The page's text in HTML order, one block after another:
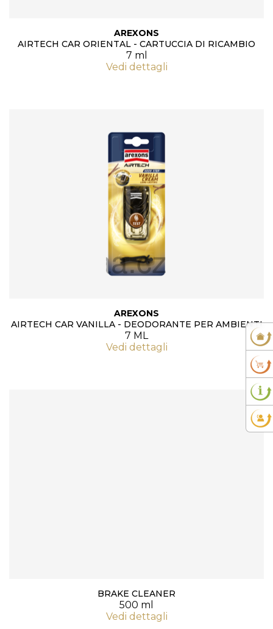
AREXONS
AIRTECH CAR ORIENTAL - CARTUCCIA DI RICAMBIO
7 ml
Vedi dettagli
AREXONS
AIRTECH CAR VANILLA - DEODORANTE PER AMBIENTI
7 ML
Vedi dettagli
BRAKE CLEANER
500 ml
Vedi dettagli